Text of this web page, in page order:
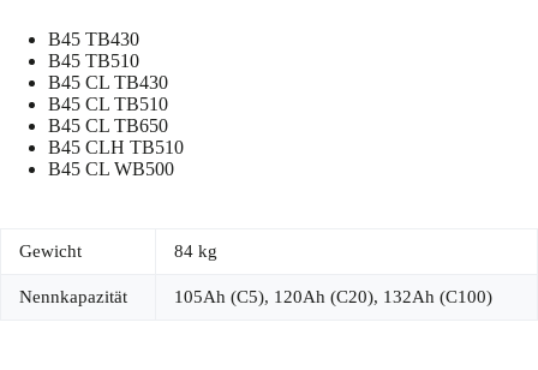
B45 TB430
B45 TB510
B45 CL TB430
B45 CL TB510
B45 CL TB650
B45 CLH TB510
B45 CL WB500
Gewicht 84 kg
Nennkapazität 105Ah (C5), 120Ah (C20), 132Ah (C100)